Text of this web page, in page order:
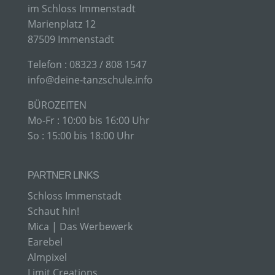
im Schloss Immenstadt
Marienplatz 12
87509 Immenstadt
​Telefon : 08323 / 808 1547
info@deine-tanzschule.info
BÜROZEITEN
Mo-Fr : 10:00 bis 16:00 Uhr
So : 15:00 bis 18:00 Uhr
PARTNER LINKS
Schloss Immenstadt
Schaut hin!
Mica | Das Werbewerk
Earebel
Almpixel
C) VERARBEITUNG
Verarbeitung ist jeder mit oder ohne Hilfe
oder jede solche Vorgangsreihe im
Zusammenhang mit personenbezogenen Daten
wie das Erheben, das Erfassen, die Organisation,
Veränderung, das Auslesen, das Abfragen, die
Verwendung, die Offenlegung durch Übermittlung,
Verbreitung oder eine andere Form der
Bereitstellung, den Abgleich oder die Verknüpfung,
D) EINSCHRÄNKUNG DER VERARBEITUNG
Einschränkung der Verarbeitung ist die Markierung
gespeicherter personenbezogener Daten mit dem
Ziel, ihre künftige Verarbeitung einzuschränken.